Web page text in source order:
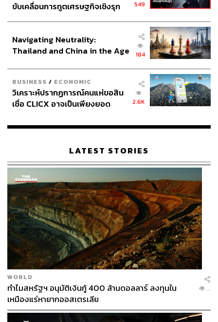
ขับเคลื่อนการทูตเศรษฐกิจเชิงรุก
549
Navigating Neutrality:
Thailand and China in the Age
184
BUSINESS / ECONOMIC
วิเคราะห์ปรากฏการณ์คนแห่ขอสิน
เชื่อ CLICX อาจเป็นเพียงยอด
เรือนไทยที่ถูกซุกไว้
2.6K
LATEST STORIES
WORLD
ทำไมสหรัฐฯ อนุมัติเงินกู้ 400 ล้านดอลลาร์ ลงทุนใน
เหมืองแร่หายากออสเตรเลีย
...